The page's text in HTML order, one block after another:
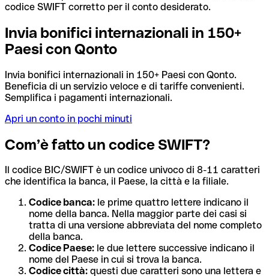
codice SWIFT corretto per il conto desiderato.
Invia bonifici internazionali in 150+
Paesi con Qonto
Invia bonifici internazionali in 150+ Paesi con Qonto.
Beneficia di un servizio veloce e di tariffe convenienti.
Semplifica i pagamenti internazionali.
Apri un conto in pochi minuti
Com’è fatto un codice SWIFT?
Il codice BIC/SWIFT è un codice univoco di 8-11 caratteri
che identifica la banca, il Paese, la città e la filiale.
Codice banca: le prime quattro lettere indicano il
nome della banca. Nella maggior parte dei casi si
tratta di una versione abbreviata del nome completo
della banca.
Codice Paese: le due lettere successive indicano il
nome del Paese in cui si trova la banca.
Codice città: questi due caratteri sono una lettera e